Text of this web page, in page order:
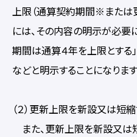
上限（通算契約期間※または
には、その内容の明示が必要
期間は通算４年を上限とする
などと明示することになります
（２）更新上限を新設又は短
また、更新上限を新設又は